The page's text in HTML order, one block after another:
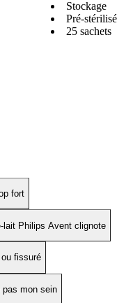
Stockage
Pré-stérilisé
25 sachets
fort
lait Philips Avent clignote
fissuré
pas mon sein